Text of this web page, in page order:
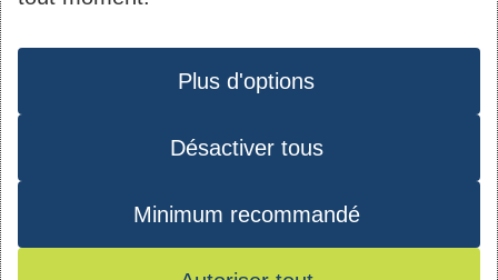
Plus d'options
Désactiver tous
Minimum recommandé
pied
de
page
Matricule : 1919 2200
RCS : B 40971
L-1852 Luxembourg
Tél. :44 82 92-1
Instagram
YoutubeFacebook